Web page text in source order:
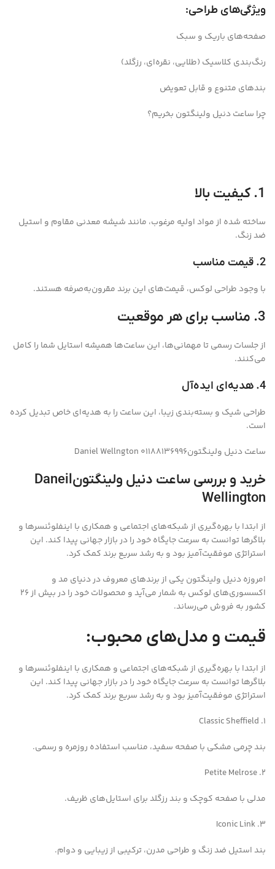
ویژگی‌های طراحی:
صفحه‌های باریک و سبک
رنگ‌بندی کلاسیک (طلایی، نقره‌ای، رزگلد)
بندهای متنوع و قابل تعویض
چرا ساعت دنیل ولینگتون بخریم؟
1. کیفیت بالا
ساخته شده از مواد اولیه مرغوب، مانند شیشه معدنی مقاوم و استیل
ضد زنگ.
2. قیمت مناسب
با وجود طراحی لوکس، قیمت‌های این برند مقرون‌به‌صرفه هستند.
3. مناسب برای هر موقعیت
از جلسات رسمی تا مهمانی‌ها، این ساعت‌ها همیشه استایل شما را کامل
می‌کنند.
4. هدیه‌ای ایده‌آل
طراحی شیک و بسته‌بندی زیبا، این ساعت را به هدیه‌ای خاص تبدیل کرده
است.
ساعت دنیل ولینگتونDaniel Wellngton 01188136996
خرید و بررسی ساعت دنیل ولینگتونDaneil
Wellington
از ابتدا با بهره‌گیری از شبکه‌های اجتماعی و همکاری با اینفلوئنسرها و
بلاگرها توانست به سرعت جایگاه خود را در بازار جهانی پیدا کند. این
استراتژی موفقیت‌آمیز بود و به رشد سریع برند کمک کرد.
امروزه دنیل ولینگتون یکی از برندهای معروف در دنیای مد و
اکسسوری‌های لوکس به شمار می‌آید و محصولات خود را در بیش از 26
کشور به فروش می‌رساند.
قیمت و مدل‌های محبوب:
از ابتدا با بهره‌گیری از شبکه‌های اجتماعی و همکاری با اینفلوئنسرها و
بلاگرها توانست به سرعت جایگاه خود را در بازار جهانی پیدا کند. این
استراتژی موفقیت‌آمیز بود و به رشد سریع برند کمک کرد.
1. Classic Sheffield
بند چرمی مشکی با صفحه سفید، مناسب استفاده روزمره و رسمی.
2. Petite Melrose
مدلی با صفحه کوچک و بند رزگلد برای استایل‌های ظریف.
3. Iconic Link
بند استیل ضد زنگ و طراحی مدرن، ترکیبی از زیبایی و دوام.